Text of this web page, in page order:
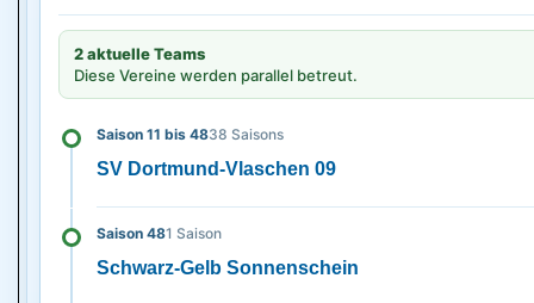
2 aktuelle Teams
Diese Vereine werden parallel betreut.
Saison 11 bis 4838 Saisons
SV Dortmund-Vlaschen 09
Saison 481 Saison
Schwarz-Gelb Sonnenschein